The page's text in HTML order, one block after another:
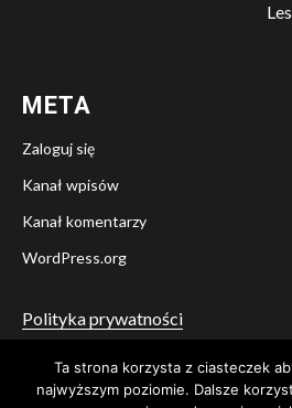
META
Zaloguj się
Kanał wpisów
Kanał komentarzy
WordPress.org
Polityka prywatności
Twitter
Ta strona korzysta z ciasteczek
najwyższym poziomie. Dalsze